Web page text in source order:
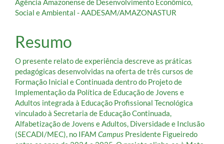
Agência Amazonense de Desenvolvimento Econômico,
Social e Ambiental - AADESAM/AMAZONASTUR
Resumo
O presente relato de experiência descreve as práticas
pedagógicas desenvolvidas na oferta de três cursos de
Formação Inicial e Continuada dentro do Projeto de
Implementação da Política de Educação de Jovens e
Adultos integrada à Educação Profissional Tecnológica
vinculado à Secretaria de Educação Continuada,
Alfabetização de Jovens e Adultos, Diversidade e Inclusão
(SECADI/MEC), no IFAM Campus Presidente Figueiredo